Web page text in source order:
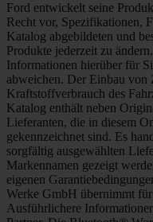
Ford entwickelt seine
Recht vor, Spezifikationen,
Katalog abgebildeten und
Produkte jederzeit zu
Informationen hierüber für
abweichen. Der Einbau von
Kraftstoffverbrauch des
Katalog enthält neben
Lieferanten, die in diesem
gekennzeichnet sind. Es
sorgfältig ausgewählten
Markennamen gezeigt
eigenen
Werke GmbH übernimmt
Ausführlichere